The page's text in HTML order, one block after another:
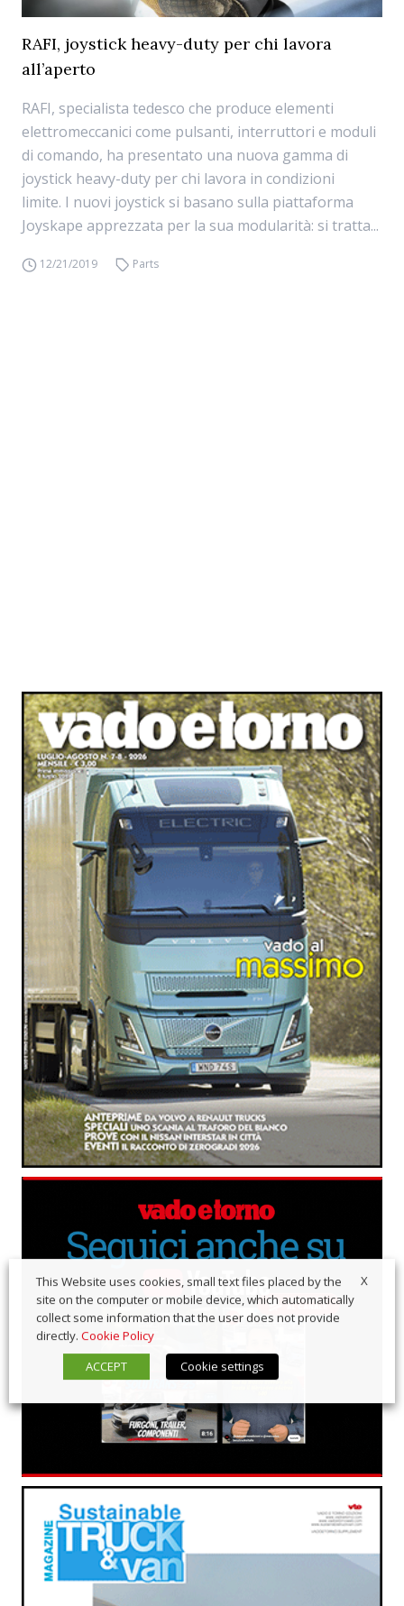
RAFI, joystick heavy-duty per chi lavora
all’aperto
RAFI, specialista tedesco che produce elementi
elettromeccanici come pulsanti, interruttori e moduli
di comando, ha presentato una nuova gamma di
joystick heavy-duty per chi lavora in condizioni
limite. I nuovi joystick si basano sulla piattaforma
Joyskape apprezzata per la sua modularità: si tratta...
12/21/2019 Parts
X
This Website uses cookies, small text files placed by the
site on the computer or mobile device, which automatically
collect some information that the user does not provide
directly. Cookie Policy
ACCEPT
Cookie settings